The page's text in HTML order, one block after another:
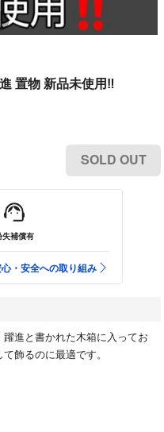
置物 新品未使用‼️
SOLD OUT
失補償有
・安全への取り組み
進と書かれた木箱に入ってお
飾るのに最適です。